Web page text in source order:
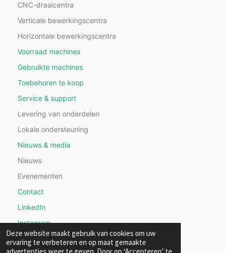
Deze website maakt gebruik van cookies om uw
ervaring te verbeteren en op maat gemaakte
CNC-draaicentra
Verticale bewerkingscentra
Horizontale bewerkingscentra
Voorraad machines
Gebruikte machines
Toebehoren te koop
Service & support
Levering van onderdelen
Lokale ondersteuning
Nieuws & media
Nieuws
Evenementen
Contact
LinkedIn
Instagram